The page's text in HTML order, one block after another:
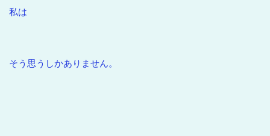
私は
そう思うしかありません。